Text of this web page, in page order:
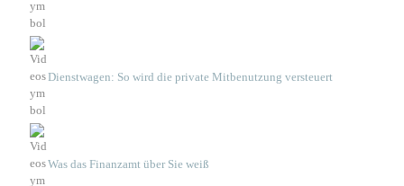
Dienstwagen: So wird die private Mitbenutzung versteuert
Was das Finanzamt über Sie weiß